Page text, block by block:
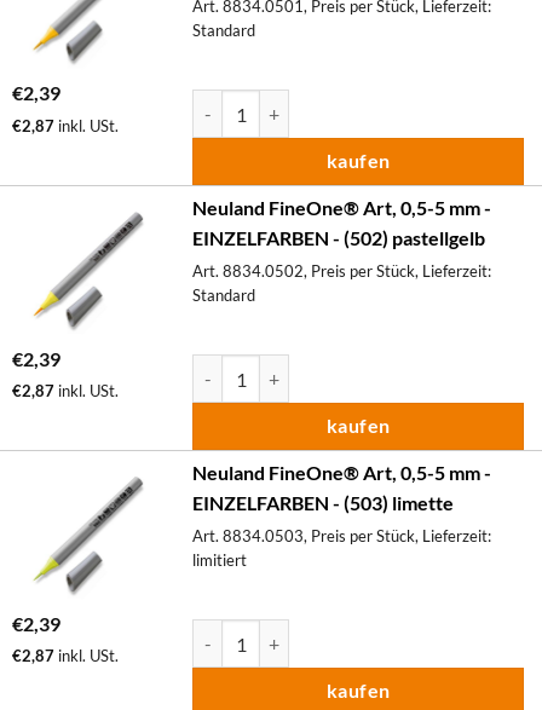
Art. 8834.0501, Preis per Stück, Lieferzeit:
Standard
€2,39
€2,87 inkl. USt.
kaufen
Neuland FineOne® Art, 0,5-5 mm -
EINZELFARBEN - (502) pastellgelb
Art. 8834.0502, Preis per Stück, Lieferzeit:
Standard
€2,39
€2,87 inkl. USt.
kaufen
Neuland FineOne® Art, 0,5-5 mm -
EINZELFARBEN - (503) limette
Art. 8834.0503, Preis per Stück, Lieferzeit:
limitiert
€2,39
€2,87 inkl. USt.
kaufen